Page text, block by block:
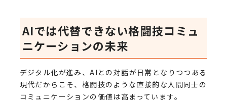
AIでは代替できない格闘技コミュ
ニケーションの未来
デジタル化が進み、AIとの対話が日常となりつつある
現代だからこそ、格闘技のような直接的な人間同士の
コミュニケーションの価値は高まっています。